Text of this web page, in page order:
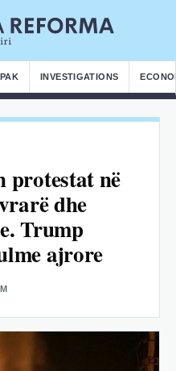
INVESTIGATIONS
protestat në
dhe
Trump
ajrore